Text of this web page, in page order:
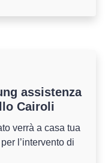
assistenza
Cairoli
verrà a casa tua
l’intervento di